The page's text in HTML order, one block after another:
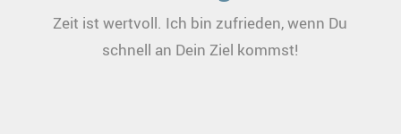
Zeit ist wertvoll. Ich bin zufrieden, wenn Du
schnell an Dein Ziel kommst!